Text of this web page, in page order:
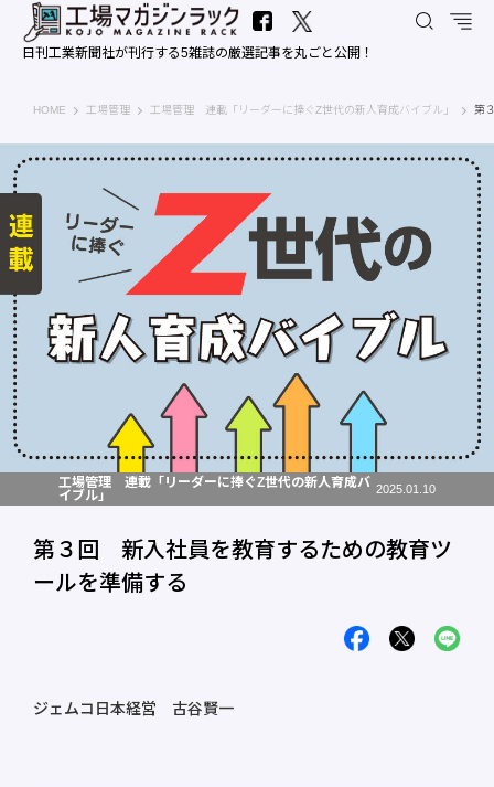
日刊工業新聞社が刊行する5雑誌の厳選記事を丸ごと公開！
HOME 工場マガジンラック｜日刊工業新聞社
工場管理 工場管理 連載「リーダーに捧ぐZ世代の新人育成バイブル」 第
工場管理 連載「リーダーに捧ぐZ世代の新人育成バ
イブル」
2025.01.10
第３回 新入社員を教育するための教育ツ
ールを準備する
ジェムコ日本経営 古谷賢一